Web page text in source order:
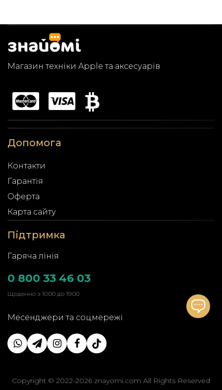
Магазин техніки Apple та аксесуарів
Допомога
Контакти
Гарантія
Оферта
Карта сайту
Підтримка
Гаряча лінія
0 800 33 46 03
Щоденно з 10:00 до 19:00
Месенджери та соцмережі
Copyright © 2022-2026 znayomi.com All Rights Reserved